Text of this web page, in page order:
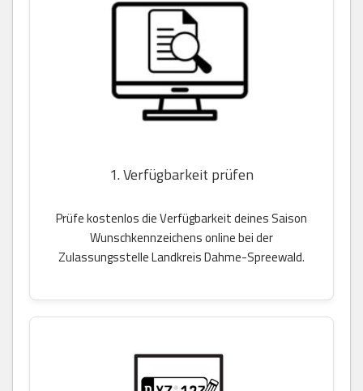
1. Verfügbarkeit prüfen
Prüfe kostenlos die Verfügbarkeit deines Saison
Wunschkennzeichens online bei der
Zulassungsstelle Landkreis Dahme-Spreewald.